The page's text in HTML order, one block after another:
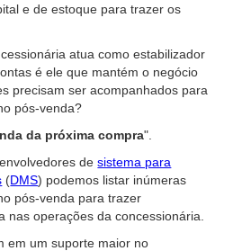
e de estoque para trazer os
atua como estabilizador
é ele que mantém o negócio
precisam ser acompanhados para
pós-venda?
da próxima compra".
desistema para
(DMS) podemos listar inúmeras
pós-venda para trazer
nas operações da concessionária.
em um suporte maior no